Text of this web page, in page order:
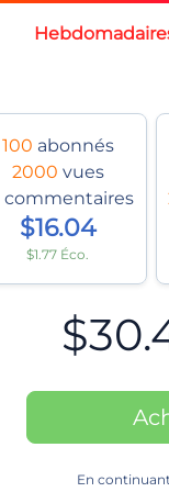
100 abonnés
2000 vues
commentaires
$16.04
$1.77 Éco.
En